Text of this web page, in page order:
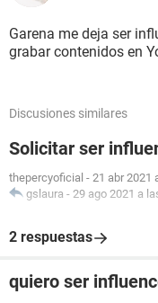
Garena me deja ser
grabar contenidos en
Discusiones similares
Solicitar ser
thepercyoficial - 21 abr 2021
gslaura - 29 ago 2021 a
2 respuestas
quiero ser